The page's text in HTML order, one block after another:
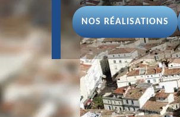
NOS RÉALISATIONS